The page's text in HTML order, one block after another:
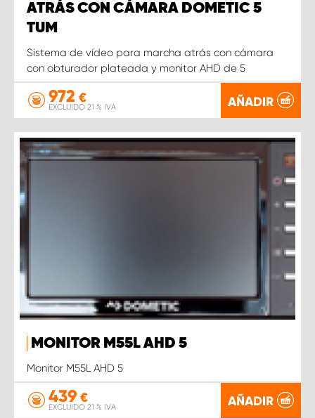
ATRÁS CON CÁMARA DOMETIC 5
TUM
Sistema de vídeo para marcha atrás con cámara
con obturador plateada y monitor AHD de 5
972 €
EXCLUIDO 21 % IVA AÑADIR
MONITOR M55L AHD 5
Monitor M55L AHD 5
439 €
EXCLUIDO 21 % IVA AÑADIR